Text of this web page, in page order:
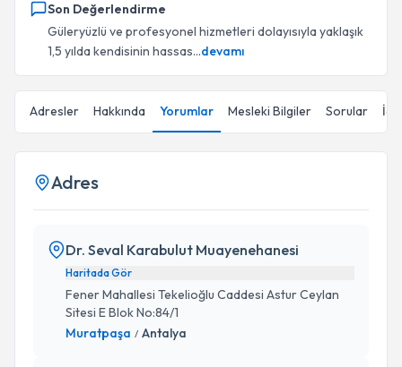
Son Değerlendirme
Güleryüzlü ve profesyonel hizmetleri dolayısıyla yaklaşık
1,5 yılda kendisinin hassas...devamı
Adresler Hakkında Yorumlar Mesleki Bilgiler Sorular
Adres
Dr. Seval Karabulut Muayenehanesi
Haritada Gör
Fener Mahallesi Tekelioğlu Caddesi Astur Ceylan
Sitesi E Blok No:84/1
Muratpaşa / Antalya